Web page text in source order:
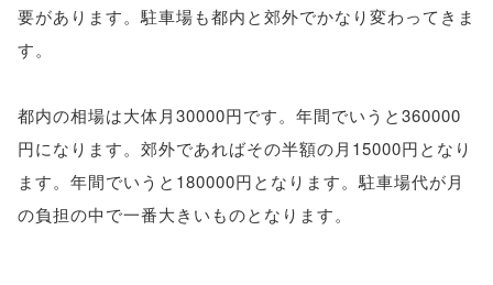
要があります。駐車場も都内と郊外でかなり変わってきま
す。
都内の相場は大体月30000円です。年間でいうと360000
円になります。郊外であればその半額の月15000円となり
ます。年間でいうと180000円となります。駐車場代が月
の負担の中で一番大きいものとなります。